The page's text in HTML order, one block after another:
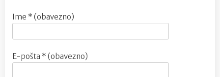
Ime * (obavezno)
E-pošta * (obavezno)